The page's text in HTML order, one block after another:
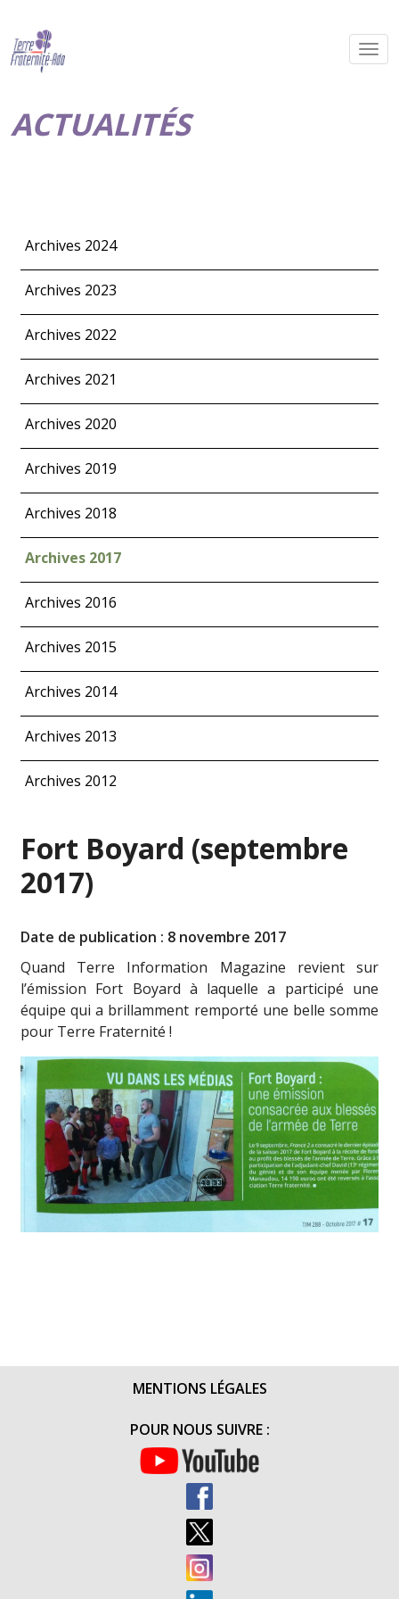
ACTUALITÉS
Archives 2024
Archives 2023
Archives 2022
Archives 2021
Archives 2020
Archives 2019
Archives 2018
Archives 2017
Archives 2016
Archives 2015
Archives 2014
Archives 2013
Archives 2012
Fort Boyard (septembre
2017)
Date de publication : 8 novembre 2017
Quand Terre Information Magazine revient sur
l’émission Fort Boyard à laquelle a participé une
équipe qui a brillamment remporté une belle somme
pour Terre Fraternité !
MENTIONS LÉGALES
POUR NOUS SUIVRE :